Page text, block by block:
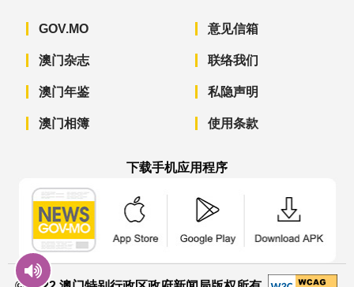
GOV.MO
澳门杂志
澳门年鉴
澳门相簿
意见信箱
联络我们
私隐声明
使用条款
下载手机应用程序